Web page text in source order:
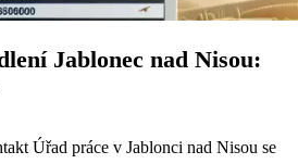
Jablonec nad Nisou:
Úřad práce v Jablonci nad Nisou se